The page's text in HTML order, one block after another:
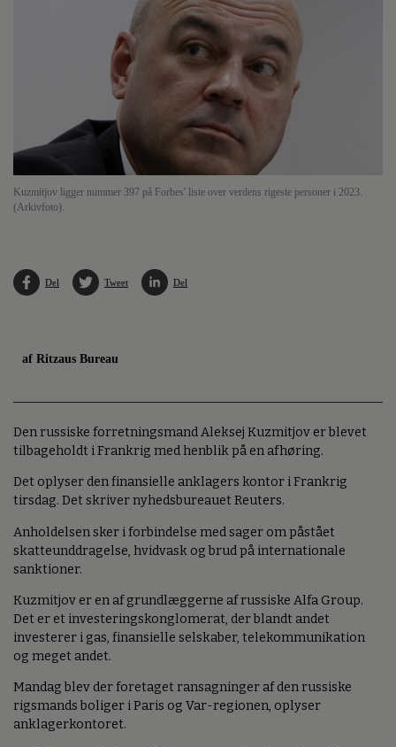
Kuzmitjov ligger nummer 397 på Forbes' liste over verdens rigeste personer i 2023.
(Arkivfoto).
Del Tweet Del
af Ritzaus Bureau
Den russiske forretningsmand Aleksej Kuzmitjov er blevet
tilbageholdt i Frankrig med henblik på en afhøring.
Det oplyser den finansielle anklagers kontor i Frankrig
tirsdag. Det skriver nyhedsbureauet Reuters.
Anholdelsen sker i forbindelse med sager om påstået
skatteunddragelse, hvidvask og brud på internationale
sanktioner.
Kuzmitjov er en af grundlæggerne af russiske Alfa Group.
Det er et investeringskonglomerat, der blandt andet
investerer i gas, finansielle selskaber, telekommunikation
og meget andet.
Mandag blev der foretaget ransagninger af den russiske
rigsmands boliger i Paris og Var-regionen, oplyser
anklagerkontoret.